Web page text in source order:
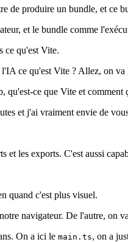
de produire un bundle, et ce
et le bundle comme
ce qu'est Vite.
ce qu'est Vite ? Allez, on va
ce que Vite et
et j'ai vraiment envie de
les exports. C'est aussi
quand c'est plus visuel.
navigateur. De l'autre, on
On a ici le main.ts, on a